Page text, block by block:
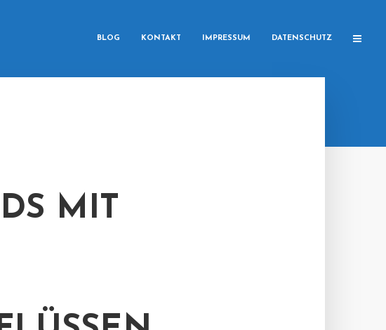
BLOG KONTAKT IMPRESSUM DATENSCHUTZ
MIT